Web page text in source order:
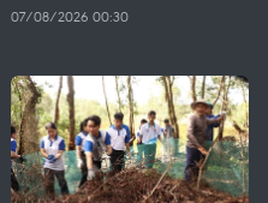
07/08/2026 00:30